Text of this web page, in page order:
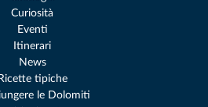
Curiosità
Eventi
Itinerari
News
Ricette tipiche
le Dolomiti